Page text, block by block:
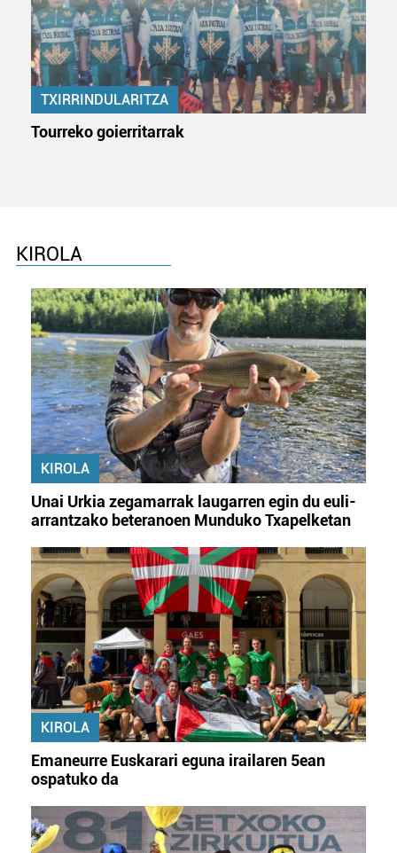
TXIRRINDULARITZA
Tourreko goierritarrak
KIROLA
KIROLA
Unai Urkia zegamarrak laugarren egin du euli-
arrantzako beteranoen Munduko Txapelketan
KIROLA
Emaneurre Euskarari eguna irailaren 5ean
ospatuko da